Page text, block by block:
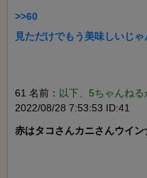
>>60
見ただけでもう美味しいじゃ
61 名前： 以下、5ちゃんね
2022/08/28 7:53:53 ID:41
赤はタコさんカニさんウイン